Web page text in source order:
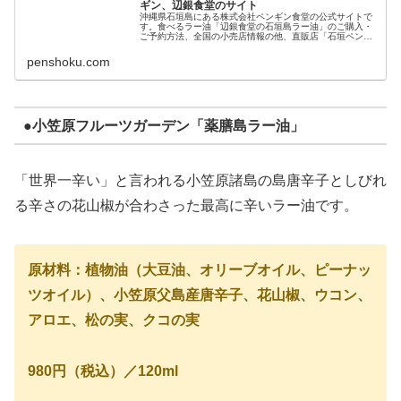
ギン、辺銀食堂のサイト
沖縄県石垣島にある株式会社ペンギン食堂の公式サイトで
す。食べるラー油「辺銀食堂の石垣島ラー油」のご購入・
ご予約方法、全国の小売店情報の他、直販店「石垣ペンギ
penshoku.com
●小笠原フルーツガーデン「薬膳島ラー油」
「世界一辛い」と言われる小笠原諸島の島唐辛子としびれ
る辛さの花山椒が合わさった最高に辛いラー油です。
原材料：植物油（大豆油、オリーブオイル、ピーナッ
ツオイル）、小笠原父島産唐辛子、花山椒、ウコン、
アロエ、松の実、クコの実
980円（税込）／120ml